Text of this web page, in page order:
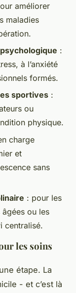
améliorer
maladies
:
à l’anxiété
formés.
sportives :
ou
physique.
charge
et
sans
: pour les
ou les
centralisé.
les soins
étape. La
- et c’est là